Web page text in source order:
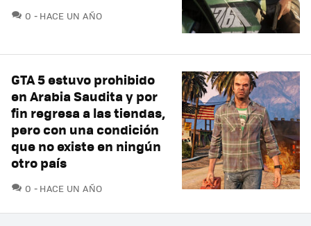
0 COMENTARIOS
HACE UN AÑO
GTA 5 estuvo prohibido
en Arabia Saudita y por
fin regresa a las tiendas,
pero con una condición
que no existe en ningún
otro país
0 COMENTARIOS
HACE UN AÑO